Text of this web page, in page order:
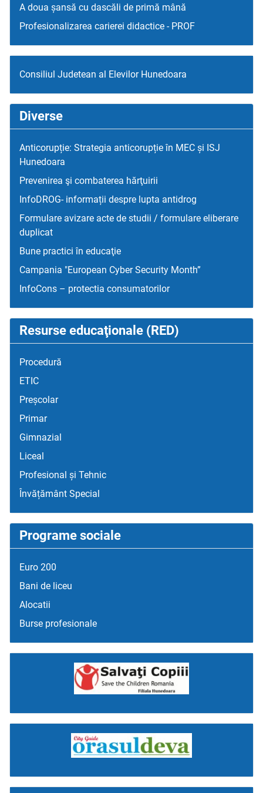
A doua șansă cu dascăli de primă mână
Profesionalizarea carierei didactice - PROF
Consiliul Judetean al Elevilor Hunedoara
Diverse
Anticorupție: Strategia anticorupție în MEC și ISJ
Hunedoara
Prevenirea şi combaterea hărţuirii
InfoDROG- informații despre lupta antidrog
Formulare avizare acte de studii / formulare eliberare
duplicat
Bune practici în educaţie
Campania "European Cyber Security Month”
InfoCons – protectia consumatorilor
Resurse educaţionale (RED)
Procedură
ETIC
Preșcolar
Primar
Gimnazial
Liceal
Profesional și Tehnic
Învățământ Special
Programe sociale
Euro 200
Bani de liceu
Alocatii
Burse profesionale